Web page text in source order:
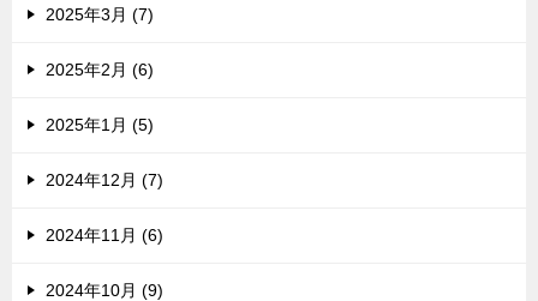
2025年3月 (7)
2025年2月 (6)
2025年1月 (5)
2024年12月 (7)
2024年11月 (6)
2024年10月 (9)